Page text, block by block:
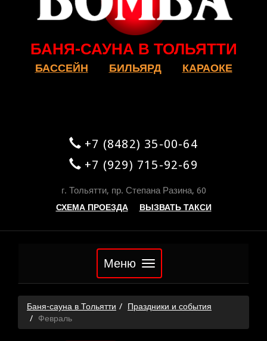
БАНЯ-САУНА В ТОЛЬЯТТИ
БАССЕЙН БИЛЬЯРД КАРАОКЕ
+7 (8482) 35-00-64
+7 (929) 715-92-69
г. Тольятти, пр. Степана Разина, 60
СХЕМА ПРОЕЗДА ВЫЗВАТЬ ТАКСИ
Меню
Баня-сауна в Тольятти
Праздники и события
Февраль